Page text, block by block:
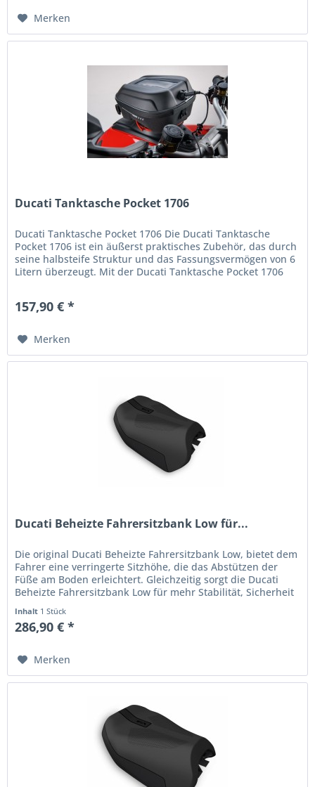
Merken
Ducati Tanktasche Pocket 1706
Ducati Tanktasche Pocket 1706 Die Ducati Tanktasche
Pocket 1706 ist ein äußerst praktisches Zubehör, das durch
seine halbsteife Struktur und das Fassungsvermögen von 6
Litern überzeugt. Mit der Ducati Tanktasche Pocket 1706
157,90 € *
Merken
Ducati Beheizte Fahrersitzbank Low für...
Die original Ducati Beheizte Fahrersitzbank Low, bietet dem
Fahrer eine verringerte Sitzhöhe, die das Abstützen der
Füße am Boden erleichtert. Gleichzeitig sorgt die Ducati
Beheizte Fahrersitzbank Low für mehr Stabilität, Sicherheit
Inhalt 1 Stück
286,90 € *
Merken